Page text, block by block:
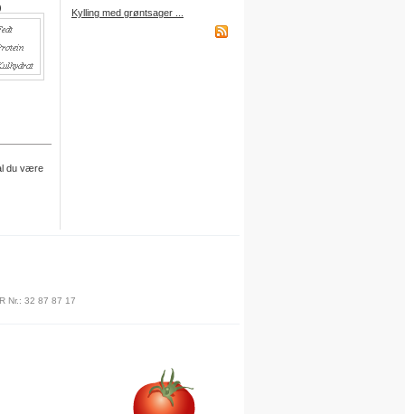
du være
købt et abonnement.
på indkøbslisten, når du er logget
Gratis adgang
Du kan få adgang til alle
funktioner ved at oprette dine
Kylling med grøntsager ...
Nr.: 32 87 87 17